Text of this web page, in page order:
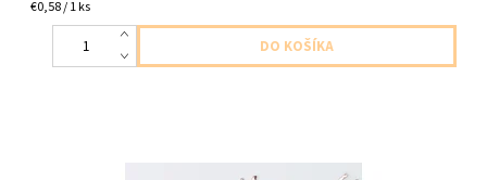
€0,58 / 1 ks